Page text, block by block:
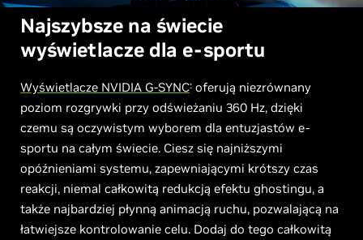
Najszybsze na świecie
wyświetlacze dla e-sportu
Wyświetlacze NVIDIA G-SYNC® oferują niezrównany
poziom rozgrywki przy odświeżaniu 360 Hz, dzięki
czemu są oczywistym wyborem dla entuzjastów e-
sportu na całym świecie. Ciesz się najniższymi
opóźnieniami systemu, zapewniającymi krótszy czas
reakcji, niemal całkowitą redukcją efektu ghostingu, a
także najbardziej płynną animacją ruchu, pozwalającą na
łatwiejsze kontrolowanie celu. Dodaj do tego całkowitą